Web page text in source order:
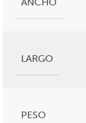
LARGO
PESO